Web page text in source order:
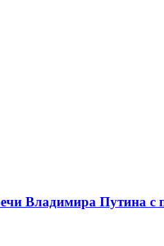
Владимира Путина с